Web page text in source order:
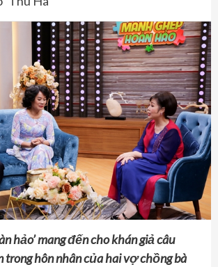
hảo’ mang đến cho khán giả câu
trong hôn nhâncủa hai vợ chồng bà